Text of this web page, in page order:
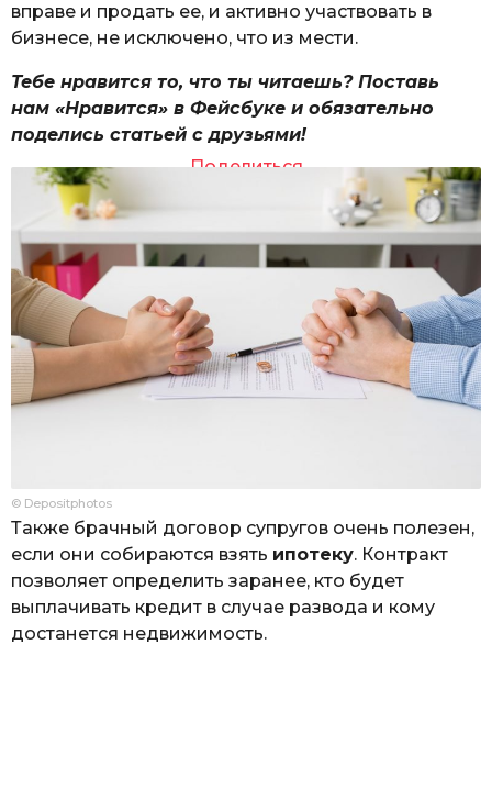
вправе и продать ее, и активно участвовать в
бизнесе, не исключено, что из мести.
Тебе нравится то, что ты читаешь? Поставь
нам «Нравится» в Фейсбуке и обязательно
поделись статьей с друзьями!
Поделиться
© Depositphotos
Также брачный договор супругов очень полезен,
если они собираются взять ипотеку. Контракт
позволяет определить заранее, кто будет
выплачивать кредит в случае развода и кому
достанется недвижимость.